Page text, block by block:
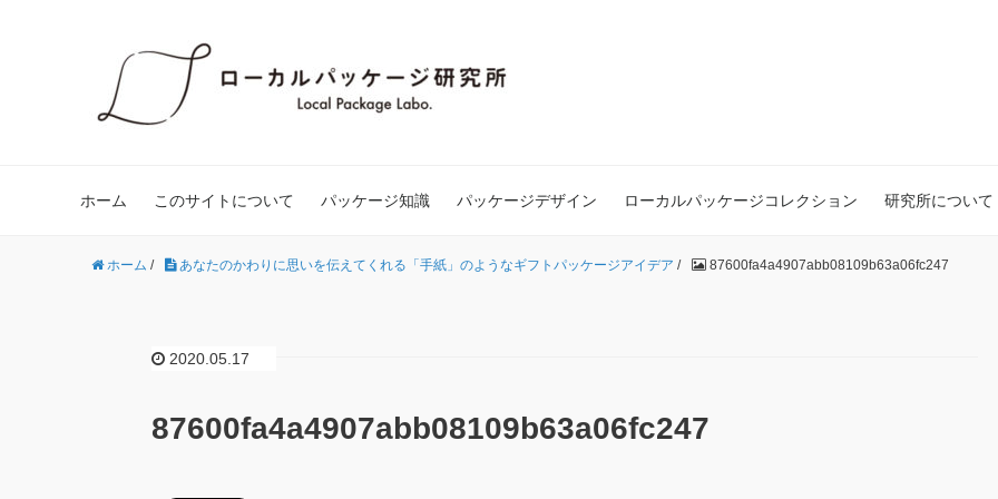
ホーム このサイトについて パッケージ知識 パッケージデザイン ローカルパッケージコレクション 研究所について
ホーム / あなたのかわりに思いを伝えてくれる「手紙」のようなギフトパッケージアイデア / 87600fa4a4907abb08109b63a06fc247
2020.05.17
87600fa4a4907abb08109b63a06fc247